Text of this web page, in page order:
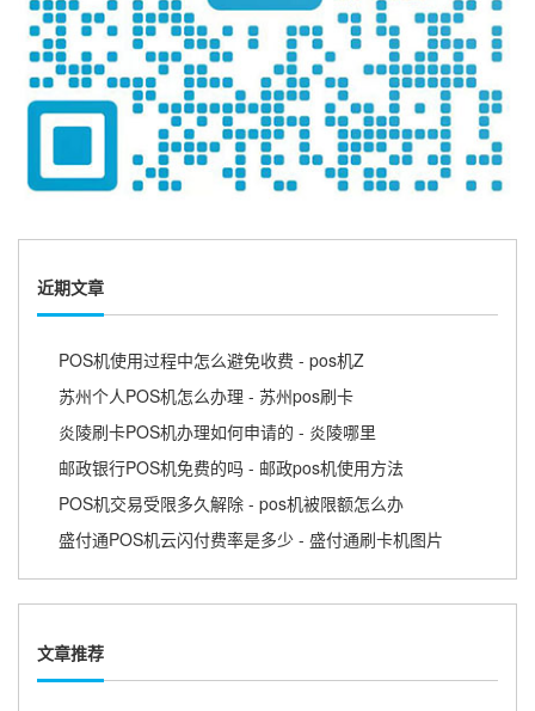
近期文章
POS机使用过程中怎么避免收费 - pos机Z
苏州个人POS机怎么办理 - 苏州pos刷卡
炎陵刷卡POS机办理如何申请的 - 炎陵哪里
邮政银行POS机免费的吗 - 邮政pos机使用方法
POS机交易受限多久解除 - pos机被限额怎么办
盛付通POS机云闪付费率是多少 - 盛付通刷卡机图片
文章推荐